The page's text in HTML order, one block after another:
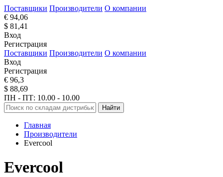
Поставщики Производители О компании
€ 94,06
$ 81,41
Вход
Регистрация
Поставщики Производители О компании
Вход
Регистрация
€ 96,3
$ 88,69
ПН - ПТ: 10.00 - 10.00
Найти
Главная
Производители
Evercool
Evercool